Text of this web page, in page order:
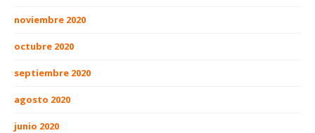
noviembre 2020
octubre 2020
septiembre 2020
agosto 2020
junio 2020